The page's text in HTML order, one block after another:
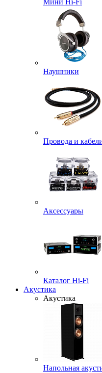
Мини Hi-Fi
Наушники
Провода и
Аксессуары
Каталог Hi-Fi
Акустика
Акустика
Напольная